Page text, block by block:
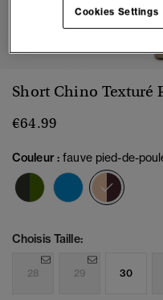
1 2
Short Chino Texturé
€64.99
Couleur :fauve pied-de-
Choisis Taille:
28 29 30
Cookies Settings